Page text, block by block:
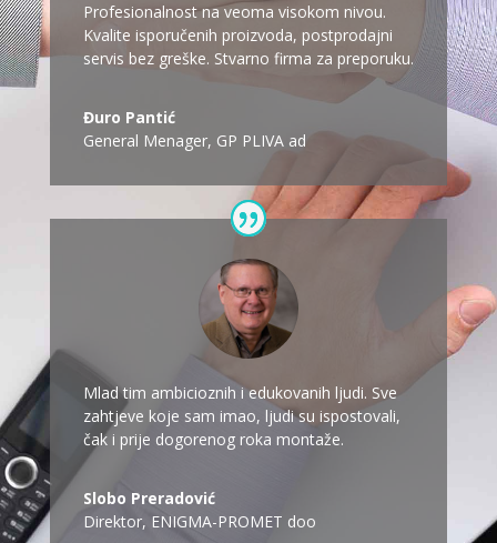
Profesionalnost na veoma visokom nivou.
Kvalite isporučenih proizvoda, postprodajni
servis bez greške. Stvarno firma za preporuku.
Đuro Pantić
General Menager, GP PLIVA ad
Mlad tim ambicioznih i edukovanih ljudi. Sve
zahtjeve koje sam imao, ljudi su ispostovali,
čak i prije dogorenog roka montaže.
Slobo Preradović
Direktor, ENIGMA-PROMET doo